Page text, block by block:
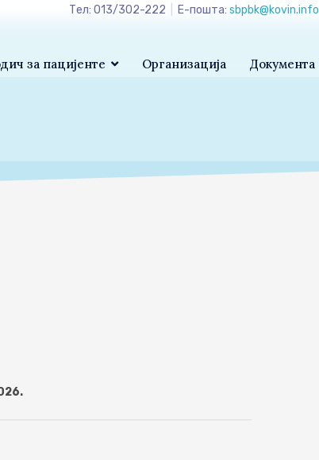
Тел: 013/302-222 Е-пошта:sbpbk@kovin.info
за пацијенте Организација Документа